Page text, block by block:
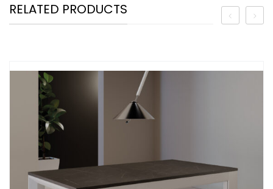
RELATED PRODUCTS